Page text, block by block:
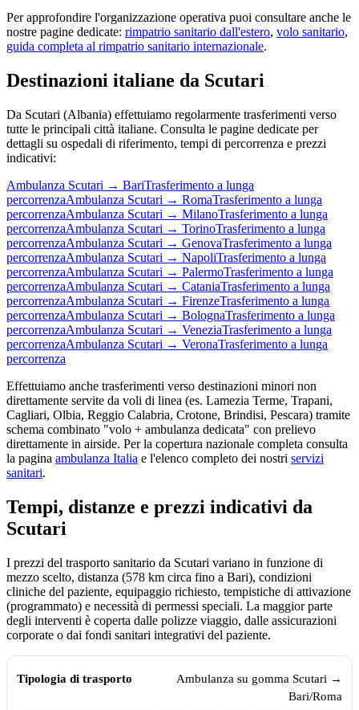
Per approfondire l'organizzazione operativa puoi consultare anche le
nostre pagine dedicate: rimpatrio sanitario dall'estero, volo sanitario,
guida completa al rimpatrio sanitario internazionale.
Destinazioni italiane da Scutari
Da Scutari (Albania) effettuiamo regolarmente trasferimenti verso
tutte le principali città italiane. Consulta le pagine dedicate per
dettagli su ospedali di riferimento, tempi di percorrenza e prezzi
indicativi:
Ambulanza Scutari → BariTrasferimento a lunga
percorrenzaAmbulanza Scutari → RomaTrasferimento a lunga
percorrenzaAmbulanza Scutari → MilanoTrasferimento a lunga
percorrenzaAmbulanza Scutari → TorinoTrasferimento a lunga
percorrenzaAmbulanza Scutari → GenovaTrasferimento a lunga
percorrenzaAmbulanza Scutari → NapoliTrasferimento a lunga
percorrenzaAmbulanza Scutari → PalermoTrasferimento a lunga
percorrenzaAmbulanza Scutari → CataniaTrasferimento a lunga
percorrenzaAmbulanza Scutari → FirenzeTrasferimento a lunga
percorrenzaAmbulanza Scutari → BolognaTrasferimento a lunga
percorrenzaAmbulanza Scutari → VeneziaTrasferimento a lunga
percorrenzaAmbulanza Scutari → VeronaTrasferimento a lunga
percorrenza
Effettuiamo anche trasferimenti verso destinazioni minori non
direttamente servite da voli di linea (es. Lamezia Terme, Trapani,
Cagliari, Olbia, Reggio Calabria, Crotone, Brindisi, Pescara) tramite
schema combinato "volo + ambulanza dedicata" con prelievo
direttamente in airside. Per la copertura nazionale completa consulta
la pagina ambulanza Italia e l'elenco completo dei nostri servizi
sanitari.
Tempi, distanze e prezzi indicativi da
Scutari
I prezzi del trasporto sanitario da Scutari variano in funzione di
mezzo scelto, distanza (578 km circa fino a Bari), condizioni
cliniche del paziente, equipaggio richiesto, tempistiche di attivazione
(programmato) e necessità di permessi speciali. La maggior parte
degli interventi è coperta dalle polizze viaggio, dalle assicurazioni
corporate o dai fondi sanitari integrativi del paziente.
Tempi, distanze e prezzi indicativi per il trasporto sanitario da
Scutari
Tipologia di trasporto
Ambulanza su gomma Scutari →
Bari/Roma